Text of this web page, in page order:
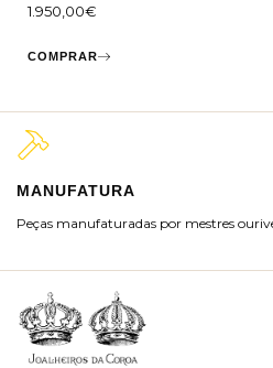
1.950,00€
COMPRAR
MANUFATURA
Peças manufaturadas por mestres